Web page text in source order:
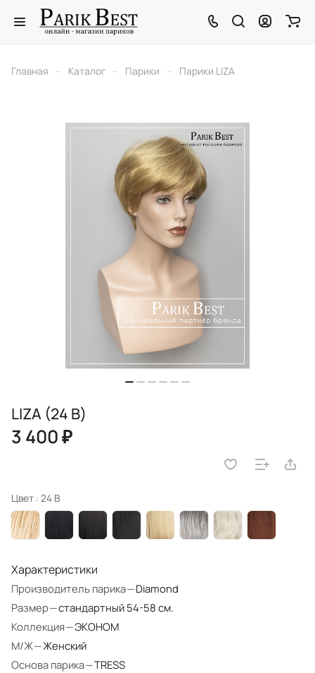
Главная – Каталог – Парики – Парики LIZA
LIZA (24 B)
3 400 ₽
Цвет : 24 B
Характеристики
Производитель парика—Diamond
Размер—стандартный 54-58 см.
Коллекция—ЭКОНОМ
М/Ж—Женский
Основа парика—TRESS